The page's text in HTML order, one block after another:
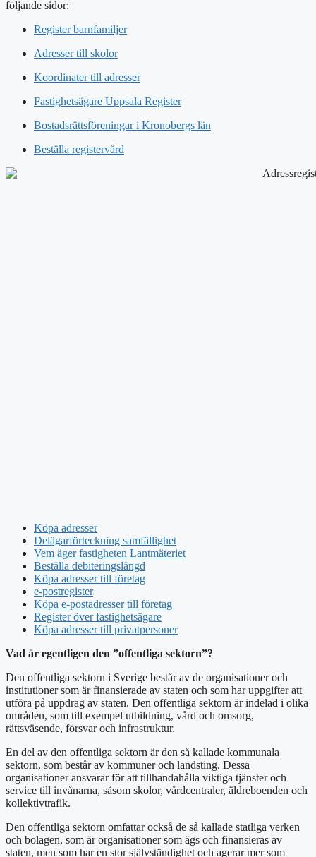
följande sidor:
Register barnfamiljer
Adresser till skolor
Koordinater till adresser
Fastighetsägare Uppsala Register
Bostadsrättsföreningar i Kronobergs län
Beställa registervård
Köpa adresser
Delägarförteckning samfällighet
Vem äger fastigheten Lantmäteriet
Beställa debiteringslängd
Köpa adresser till företag
e-postregister
Köpa e-postadresser till företag
Register över fastighetsägare
Köpa adresser till privatpersoner
Vad är egentligen den ”offentliga sektorn”?
Den offentliga sektorn i Sverige består av de organisationer och
institutioner som är finansierade av staten och som har uppgifter att
utföra på uppdrag av staten. Den offentliga sektorn är indelad i olika
områden, som till exempel utbildning, vård och omsorg,
rättsväsende, försvar och infrastruktur.
En del av den offentliga sektorn är den så kallade kommunala
sektorn, som består av kommuner och landsting. Dessa
organisationer ansvarar för att tillhandahålla viktiga tjänster och
service till invånarna, såsom skolor, vårdcentraler, äldreboenden och
kollektivtrafik.
Den offentliga sektorn omfattar också de så kallade statliga verken
och bolagen, som är organisationer som ägs och finansieras av
staten, men som har en stor självständighet och agerar mer som